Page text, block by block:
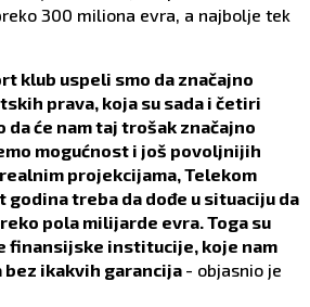
300 miliona evra, a najbolje tek
klub uspeli smo da značajno
prava, koja su sada i četiri
će nam taj trošak značajno
mogućnost i još povoljnijih
projekcijama, Telekom
godina treba da dođe u situaciju da
pola milijarde evra. Toga su
finansijske institucije, koje nam
bez ikakvih garancija - objasnio je